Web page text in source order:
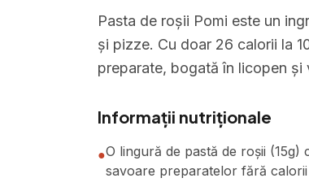
Pasta de roșii Pomi este un
și pizze. Cu doar 26 calorii la
preparate, bogată în licopen și
Informații nutriționale
●O lingură de pastă de roșii
savoare preparatelor fără